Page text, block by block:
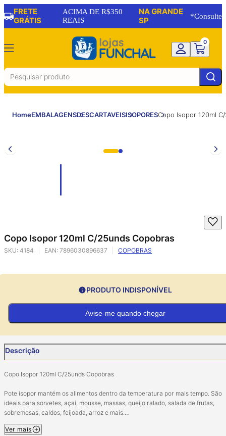
FRETE
GRÁTIS
ACIMA DE R$350
REAIS
NA GRANDE
SP
*Consulte
0
HomeEMBALAGENSDESCARTAVEISISOPORESCopo Isopor 120ml
Copo Isopor 120ml C/25unds Copobras
SKU: 4184 EAN: 7896030896637 COPOBRAS
PRODUTO INDISPONÍVEL
Avise-me quando chegar
Descrição
Copo Isopor 120ml C/25unds Copobras
Pote isopor mantém os alimentos dentro da temperatura por mais tempo. São
ideais para sorvetes, açaí, mousse, massas, queijo ralado, salada de frutas,
sobremesas, caldos, feijoada, arroz e mais.
Contém: 25 pote de 120ml
Ver mais